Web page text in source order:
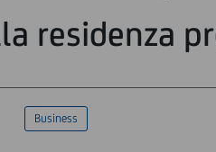
residenza
Business